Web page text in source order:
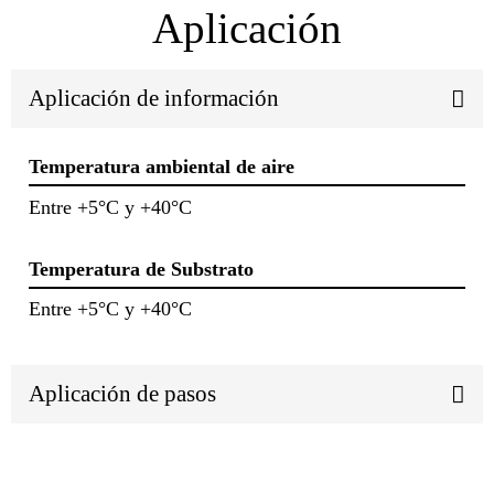
Aplicación
Aplicación de información
Temperatura ambiental de aire
Entre +5°C y +40°C
Temperatura de Substrato
Entre +5°C y +40°C
Aplicación de pasos